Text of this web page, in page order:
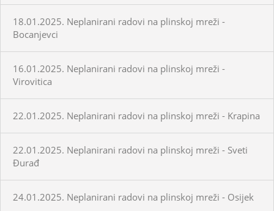
18.01.2025. Neplanirani radovi na plinskoj mreži -
Bocanjevci
16.01.2025. Neplanirani radovi na plinskoj mreži -
Virovitica
22.01.2025. Neplanirani radovi na plinskoj mreži - Krapina
22.01.2025. Neplanirani radovi na plinskoj mreži - Sveti
Đurađ
24.01.2025. Neplanirani radovi na plinskoj mreži - Osijek